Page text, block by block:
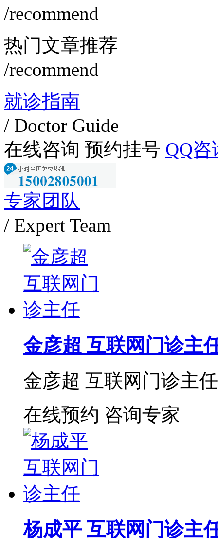
/recommend
热门文章推荐
/recommend
就诊指南
/ Doctor Guide
在线咨询 预约挂号 QQ咨
专家团队
/ Expert Team
金彦超 互联网门诊主
金彦超 互联网门诊主
在线预约 咨询专家
杨成平 互联网门诊主